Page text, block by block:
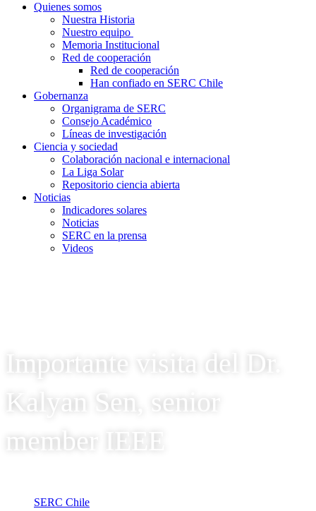
Quienes somos
Nuestra Historia
Nuestro equipo
Memoria Institucional
Red de cooperación
Red de cooperación
Han confiado en SERC Chile
Gobernanza
Organigrama de SERC
Consejo Académico
Líneas de investigación
Ciencia y sociedad
Colaboración nacional e internacional
La Liga Solar
Repositorio ciencia abierta
Noticias
Indicadores solares
Noticias
SERC en la prensa
Videos
Importante visita del Dr.
Kalyan Sen, senior
member IEEE
SERC Chile